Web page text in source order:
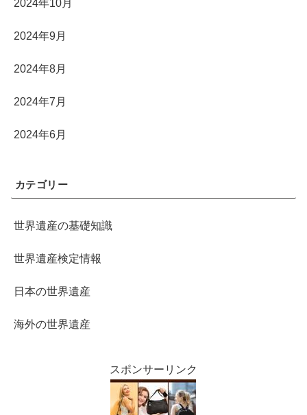
2024年10月
2024年9月
2024年8月
2024年7月
2024年6月
カテゴリー
世界遺産の基礎知識
世界遺産検定情報
日本の世界遺産
海外の世界遺産
スポンサーリンク